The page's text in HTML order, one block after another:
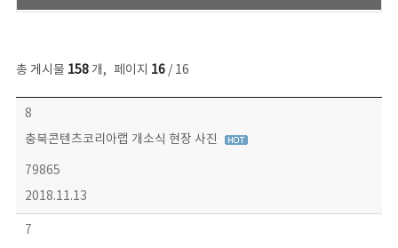
총 게시물 158개, 페이지 16/ 16
콘텐츠이슈 목록 - 번호, 제목, 작성자, 파일, 조회수, 작성일 정보 제공
8
충북콘텐츠코리아랩 개소식 현장 사진
79865
2018.11.13
7